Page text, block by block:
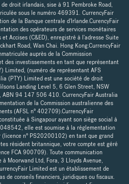
droit irlandais, sise à 91 Pembroke Road,
sous le numéro 469391. CurrencyFair
de la Banque centrale d'Irlande.CurencyFair
des opérateurs de services monétaires
Accises (C&ED), enregistré à l'adresse Suite
Road, Wan Chai. Hong Kong.CurrencyFair
auprès de la Commission
des investissements en tant que représentant
Limited, (numéro de représentant AFS
(PTY) Limited est une société de droit
Landing Level 5, 6 Glen Street, NSW
94 147 506 410. CurrencyFair Australia
de la Commission australienne des
(AFSL n° 402709).CurrencyFair
à Singapour ayant son siège social à
elle est soumise à la réglementation
n° PS20200102) en tant que grand
résident britannique, votre compte est géré
FCA 900709). Toute communication
Moorwand Ltd, Fora, 3 Lloyds Avenue,
Limited est un établissement de
de conseils financiers, juridiques ou fiscaux.